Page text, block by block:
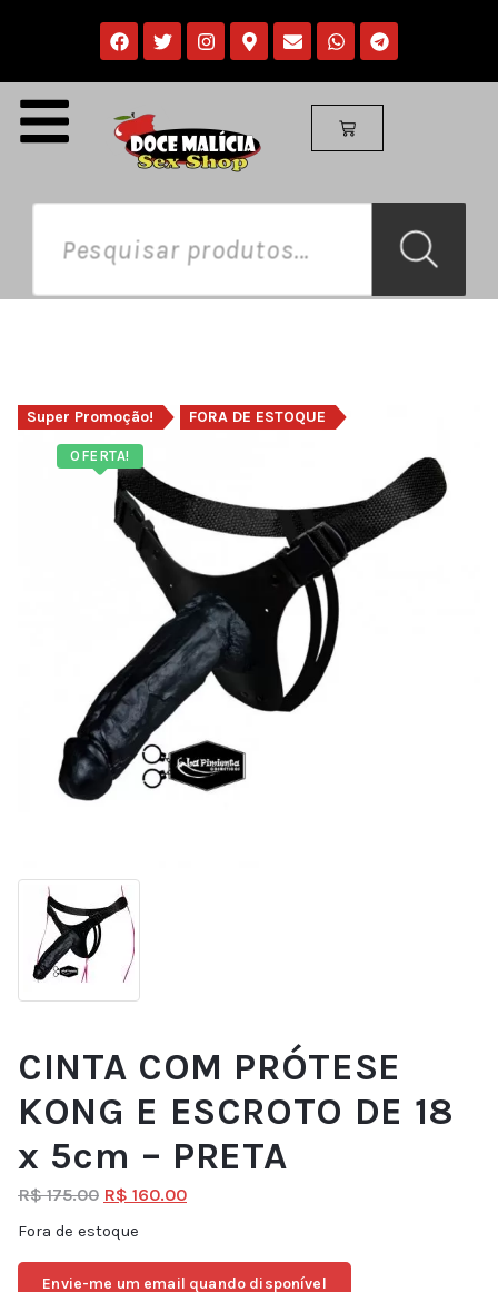
OFERTA!
Super Promoção! FORA DE ESTOQUE
CINTA COM PRÓTESE
KONG E ESCROTO DE 18
x 5cm – PRETA
R$175.00 R$ 160.00
Fora de estoque
Envie-me um email quando disponível